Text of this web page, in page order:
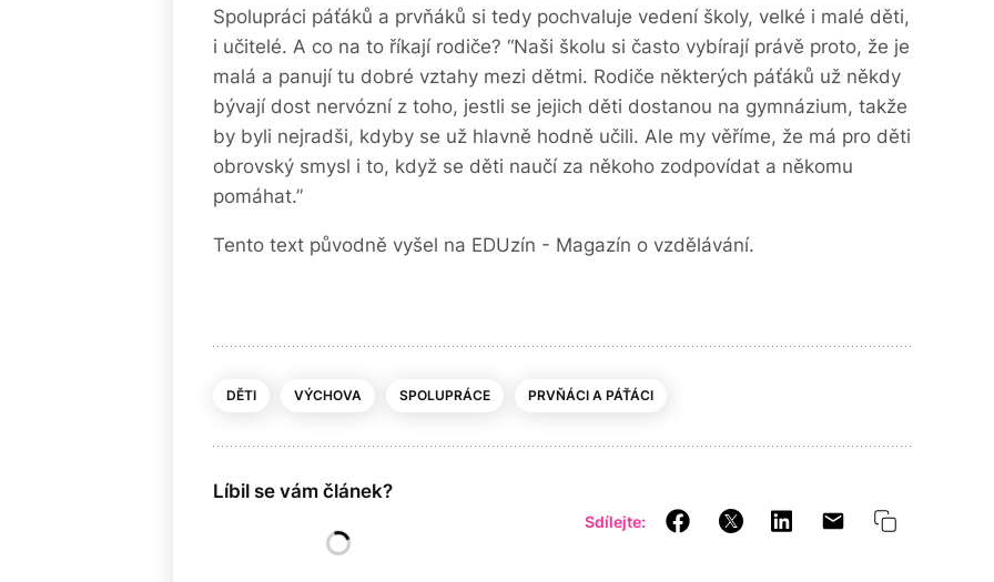
Spolupráci páťáků a prvňáků si tedy pochvaluje vedení školy, velké i malé děti,
i učitelé. A co na to říkají rodiče? “Naši školu si často vybírají právě proto, že je
malá a panují tu dobré vztahy mezi dětmi. Rodiče některých páťáků už někdy
bývají dost nervózní z toho, jestli se jejich děti dostanou na gymnázium, takže
by byli nejradši, kdyby se už hlavně hodně učili. Ale my věříme, že má pro děti
obrovský smysl i to, když se děti naučí za někoho zodpovídat a někomu
pomáhat.”
Tento text původně vyšel na EDUzín - Magazín o vzdělávání.
DĚTI VÝCHOVA SPOLUPRÁCE PRVŇÁCI A PÁŤÁCI
Líbil se vám článek?
Sdílejte: